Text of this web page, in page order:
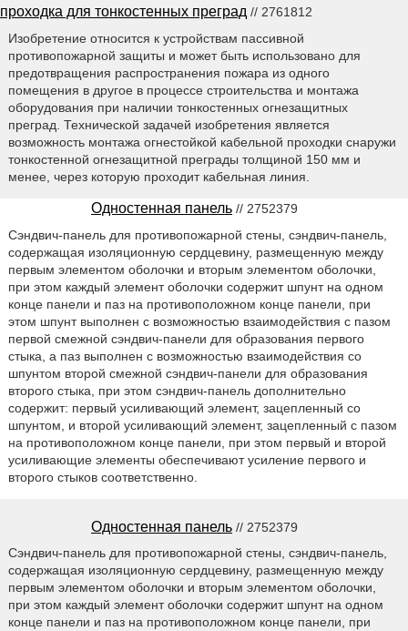
проходка для тонкостенных преград // 2761812
Изобретение относится к устройствам пассивной
противопожарной защиты и может быть использовано для
предотвращения распространения пожара из одного
помещения в другое в процессе строительства и монтажа
оборудования при наличии тонкостенных огнезащитных
преград. Технической задачей изобретения является
возможность монтажа огнестойкой кабельной проходки снаружи
тонкостенной огнезащитной преграды толщиной 150 мм и
менее, через которую проходит кабельная линия.
Одностенная панель // 2752379
Сэндвич-панель для противопожарной стены, сэндвич-панель,
содержащая изоляционную сердцевину, размещенную между
первым элементом оболочки и вторым элементом оболочки,
при этом каждый элемент оболочки содержит шпунт на одном
конце панели и паз на противоположном конце панели, при
этом шпунт выполнен с возможностью взаимодействия с пазом
первой смежной сэндвич-панели для образования первого
стыка, а паз выполнен с возможностью взаимодействия со
шпунтом второй смежной сэндвич-панели для образования
второго стыка, при этом сэндвич-панель дополнительно
содержит: первый усиливающий элемент, зацепленный со
шпунтом, и второй усиливающий элемент, зацепленный с пазом
на противоположном конце панели, при этом первый и второй
усиливающие элементы обеспечивают усиление первого и
второго стыков соответственно.
Одностенная панель // 2752379
Сэндвич-панель для противопожарной стены, сэндвич-панель,
содержащая изоляционную сердцевину, размещенную между
первым элементом оболочки и вторым элементом оболочки,
при этом каждый элемент оболочки содержит шпунт на одном
конце панели и паз на противоположном конце панели, при